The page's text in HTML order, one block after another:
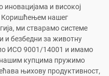
и високој
Коришћењем нашег
ми стварамо системе
и безбедни за животну
ИСО 9001/14001 и имамо
нашим купцима пружимо
њихову продуктивност,